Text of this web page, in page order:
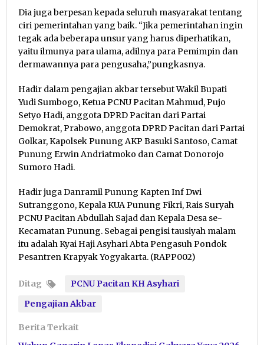
Dia juga berpesan kepada seluruh masyarakat tentang
ciri pemerintahan yang baik. “Jika pemerintahan ingin
tegak ada beberapa unsur yang harus diperhatikan,
yaitu ilmunya para ulama, adilnya para Pemimpin dan
dermawannya para pengusaha,”pungkasnya.
Hadir dalam pengajian akbar tersebut Wakil Bupati
Yudi Sumbogo, Ketua PCNU Pacitan Mahmud, Pujo
Setyo Hadi, anggota DPRD Pacitan dari Partai
Demokrat, Prabowo, anggota DPRD Pacitan dari Partai
Golkar, Kapolsek Punung AKP Basuki Santoso, Camat
Punung Erwin Andriatmoko dan Camat Donorojo
Sumoro Hadi.
Hadir juga Danramil Punung Kapten Inf Dwi
Sutranggono, Kepala KUA Punung Fikri, Rais Suryah
PCNU Pacitan Abdullah Sajad dan Kepala Desa se-
Kecamatan Punung. Sebagai pengisi tausiyah malam
itu adalah Kyai Haji Asyhari Abta Pengasuh Pondok
Pesantren Krapyak Yogyakarta. (RAPP002)
Ditag
PCNU Pacitan KH Asyhari
Pengajian Akbar
Berita Terkait